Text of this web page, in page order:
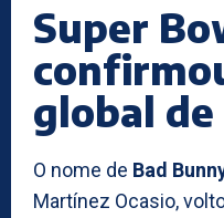
Super
global
O nome de Bad
Martínez Ocasio,